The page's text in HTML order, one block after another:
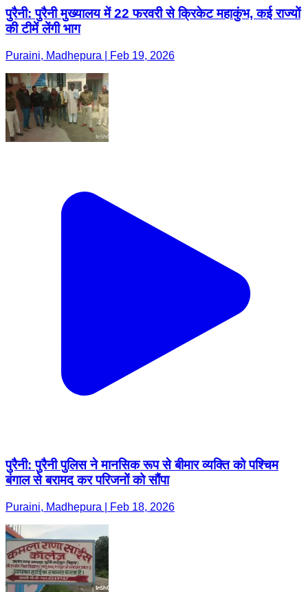
पुरैनी: पुरैनी मुख्यालय में 22 फरवरी से क्रिकेट महाकुंभ, कई राज्यों
की टीमें लेंगी भाग
Puraini, Madhepura | Feb 19, 2026
पुरैनी: पुरैनी पुलिस ने मानसिक रूप से बीमार व्यक्ति को पश्चिम
बंगाल से बरामद कर परिजनों को सौंपा
Puraini, Madhepura | Feb 18, 2026